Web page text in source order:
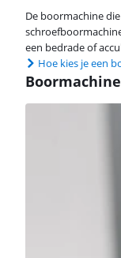
De boormachine
een bedrade of
Hoe kies je een